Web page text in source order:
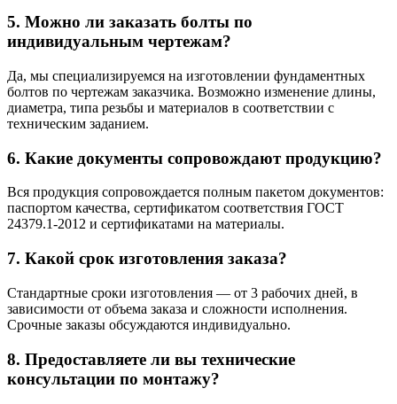
5. Можно ли заказать болты по
индивидуальным чертежам?
Да, мы специализируемся на изготовлении фундаментных
болтов по чертежам заказчика. Возможно изменение длины,
диаметра, типа резьбы и материалов в соответствии с
техническим заданием.
6. Какие документы сопровождают продукцию?
Вся продукция сопровождается полным пакетом документов:
паспортом качества, сертификатом соответствия ГОСТ
24379.1-2012 и сертификатами на материалы.
7. Какой срок изготовления заказа?
Стандартные сроки изготовления — от 3 рабочих дней, в
зависимости от объема заказа и сложности исполнения.
Срочные заказы обсуждаются индивидуально.
8. Предоставляете ли вы технические
консультации по монтажу?